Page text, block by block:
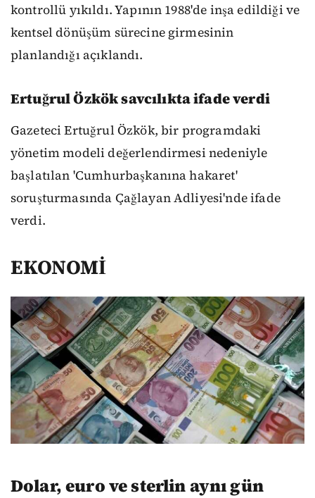
kontrollü yıkıldı. Yapının 1988'de inşa edildiği ve
kentsel dönüşüm sürecine girmesinin
planlandığı açıklandı.
Ertuğrul Özkök savcılıkta ifade verdi
Gazeteci Ertuğrul Özkök, bir programdaki
yönetim modeli değerlendirmesi nedeniyle
başlatılan 'Cumhurbaşkanına hakaret'
soruşturmasında Çağlayan Adliyesi'nde ifade
verdi.
EKONOMİ
Dolar, euro ve sterlin aynı gün